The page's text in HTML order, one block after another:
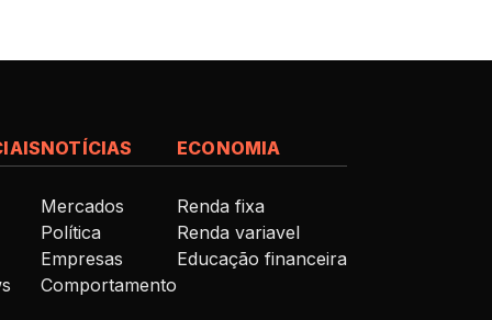
NOTÍCIAS
Mercados
Política
Empresas
Comportamento
ECONOMIA
Renda fixa
Renda variavel
Educação financeira